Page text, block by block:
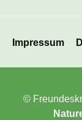
überspringen
Impressum
©